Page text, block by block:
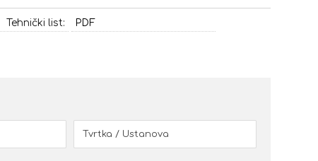
Tehnički list: PDF